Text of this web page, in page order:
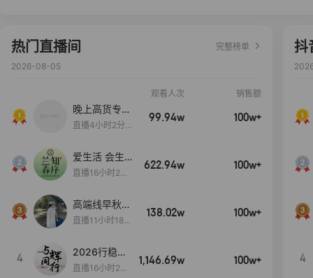
热门直播间
完整榜单
2026-08-05
观看人次 销售额
晚上高货专场
大放漏
直播4小时2分5
99.94w 100w+
爱生活 会生
活
直播16小时24
622.94w 100w+
高端线早秋现
货首发
直播11小时18分
138.02w 100w+
4
2026行稳致
远
直播16小时20
1,146.69w 100w+
抖
4